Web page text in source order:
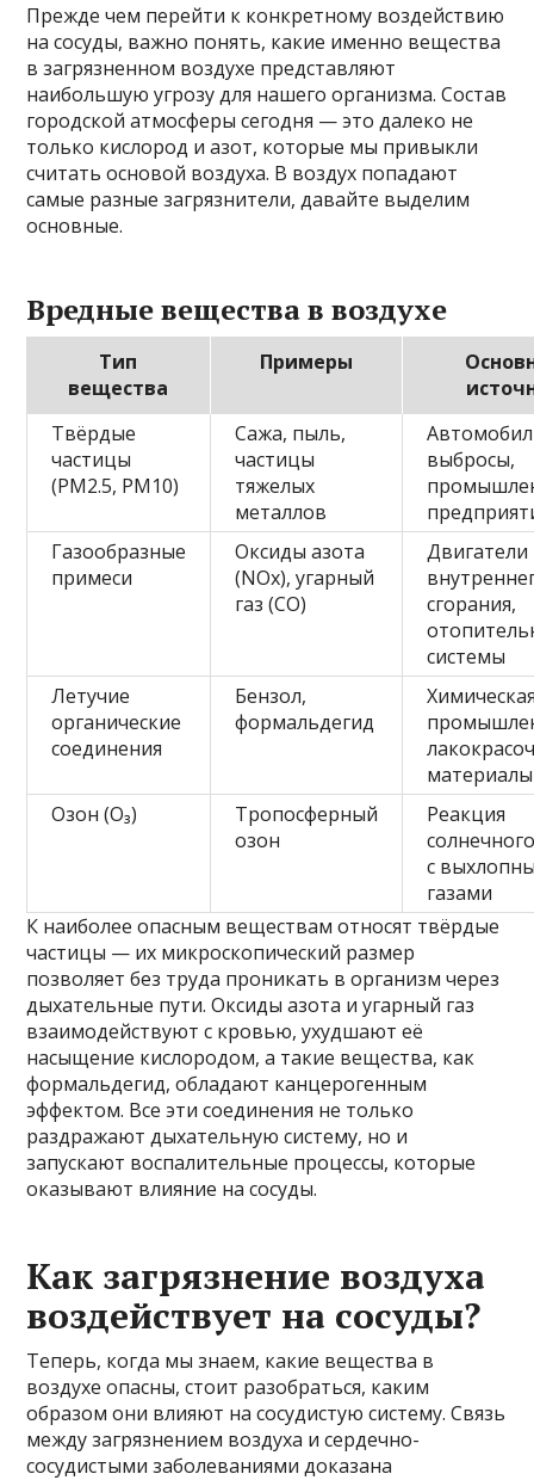
Прежде чем перейти к конкретному воздействию
на сосуды, важно понять, какие именно вещества
в загрязненном воздухе представляют
наибольшую угрозу для нашего организма. Состав
городской атмосферы сегодня — это далеко не
только кислород и азот, которые мы привыкли
считать основой воздуха. В воздух попадают
самые разные загрязнители, давайте выделим
основные.
Вредные вещества в воздухе
Тип
вещества
Примеры
Твёрдые
частицы
(РМ2.5, РМ10)
Сажа, пыль,
частицы
тяжелых
металлов
выбросы,
Газообразные
примеси
Оксиды азота
(NOx), угарный
газ (CO)
Двигатели
сгорания,
системы
Летучие
органические
соединения
Бензол,
формальдегид
материалы
Озон (O₃)
Тропосферный
озон
Реакция
с
газами
К наиболее опасным веществам относят твёрдые
частицы — их микроскопический размер
позволяет без труда проникать в организм через
дыхательные пути. Оксиды азота и угарный газ
взаимодействуют с кровью, ухудшают её
насыщение кислородом, а такие вещества, как
формальдегид, обладают канцерогенным
эффектом. Все эти соединения не только
раздражают дыхательную систему, но и
запускают воспалительные процессы, которые
оказывают влияние на сосуды.
Как загрязнение воздуха
воздействует на сосуды?
Теперь, когда мы знаем, какие вещества в
воздухе опасны, стоит разобраться, каким
образом они влияют на сосудистую систему. Связь
между загрязнением воздуха и сердечно-
сосудистыми заболеваниями доказана